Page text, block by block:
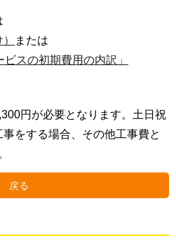
または
スの初期費用の内訳」
円が必要となります。土日祝
をする場合、その他工事費と
戻る